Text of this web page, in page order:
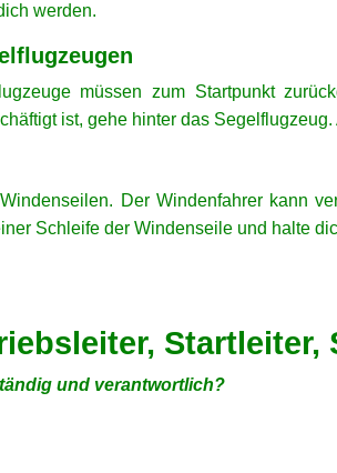
werden.
müssen zum Startpunkt
ist, gehe hinter das
Der Windenfahrer kann
Schleife der Windenseile und halte
und verantwortlich?